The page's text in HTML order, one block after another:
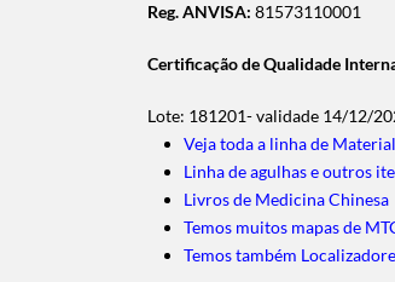
Reg. ANVISA: 81573110001
Certificação de Qualidade
Lote: 181201- validade 14/12/
Veja toda a linha de
Linha de agulhas e outros
Livros de Medicina Chinesa
Temos muitos mapas de
Temos também